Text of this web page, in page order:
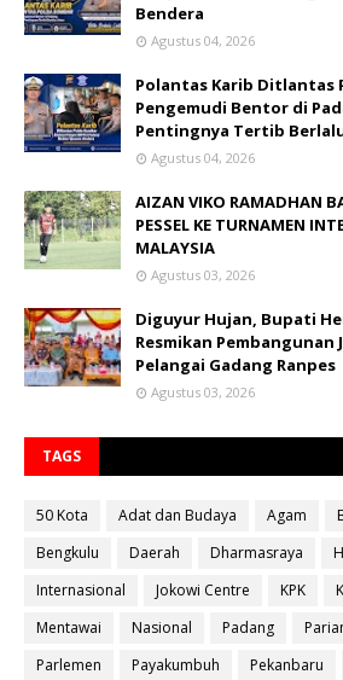
Bendera
Agustus 04, 2026
Polantas Karib Ditlantas
Pengemudi Bentor di
Pentingnya Tertib
Agustus 04, 2026
AIZAN VIKO RAMADHAN
PESSEL KE TURNAMEN
MALAYSIA
Agustus 03, 2026
Diguyur Hujan, Bupati
Resmikan
Pelangai Gadang Ranpes
Agustus 03, 2026
TAGS
50 Kota Adat dan Budaya Agam
Bengkulu
Daerah Dharmasraya
Internasional
Jokowi Centre KPK
Mentawai
Nasional Padang
Parlemen
Payakumbuh Pekanbaru